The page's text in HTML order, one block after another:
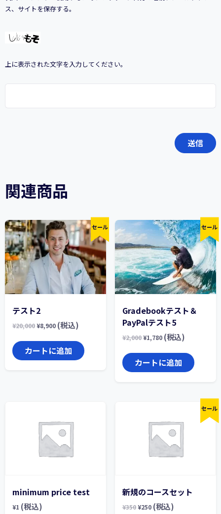
ス、サイトを保存する。
上に表示された文字を入力してください。
関連商品
セール
テスト2
¥20,000¥8,900 (税込)
カートに追加
セール
Gradebookテスト＆
PayPalテスト5
¥2,000 ¥1,780 (税込)
カートに追加
minimum price test
¥1 (税込)
セール
新規のコースセット
¥350 ¥250 (税込)